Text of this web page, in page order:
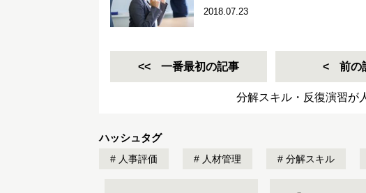
2018.07.23
一番最初の記事 前の
分解スキル・反復演習が
ハッシュタグ
人事評価 人材管理 分解スキル